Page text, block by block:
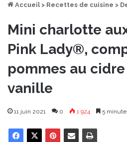
Accueil > Recettes de cuisine >
Mini charlotte
Pink Lady®,
pommes au
vanille
11 juin 2021 0 1 924 5